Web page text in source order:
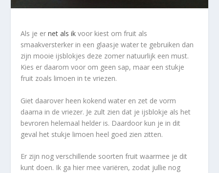
Als je ernet als ik voor kiest om fruit als
smaakversterker in een glaasje water te gebruiken dan
zijn mooie ijsblokjes deze zomer natuurlijk een must.
Kies er daarom voor om geen sap, maar een stukje
fruit zoals limoen in te vriezen.
Giet daarover heen kokend water en zet de vorm
daarna in de vriezer. Je zult zien dat je ijsblokje als het
bevroren helemaal helder is. Daardoor kun je in dit
geval het stukje limoen heel goed zien zitten.
Er zijn nog verschillende soorten fruit waarmee je dit
kunt doen. Ik ga hier mee variëren, zodat jullie nog